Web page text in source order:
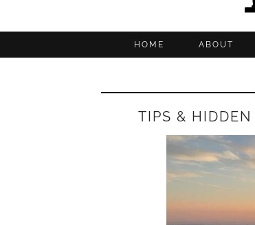
HOME ABOUT
TIPS &